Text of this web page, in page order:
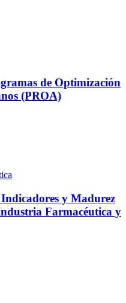
de Optimización
(PROA)
y Madurez
Farmacéutica y